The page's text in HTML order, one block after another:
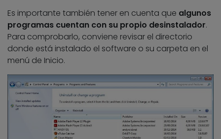
Es importante también tener en cuenta que algunos
programas cuentan con su propio desinstalador.
Para comprobarlo, conviene revisar el directorio
donde está instalado el software o su carpeta en el
menú de Inicio.